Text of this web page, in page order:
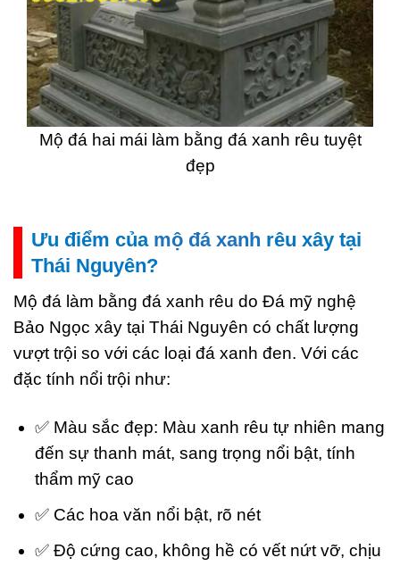
Mộ đá hai mái làm bằng đá xanh rêu tuyệt
đẹp
Ưu điểm của mộ đá xanh rêu xây tại
Thái Nguyên?
Mộ đá làm bằng đá xanh rêu do Đá mỹ nghệ
Bảo Ngọc xây tại Thái Nguyên có chất lượng
vượt trội so với các loại đá xanh đen. Với các
đặc tính nổi trội như:
✅ Màu sắc đẹp: Màu xanh rêu tự nhiên mang
đến sự thanh mát, sang trọng nổi bật, tính
thẩm mỹ cao
✅ Các hoa văn nổi bật, rõ nét
✅ Độ cứng cao, không hề có vết nứt vỡ, chịu